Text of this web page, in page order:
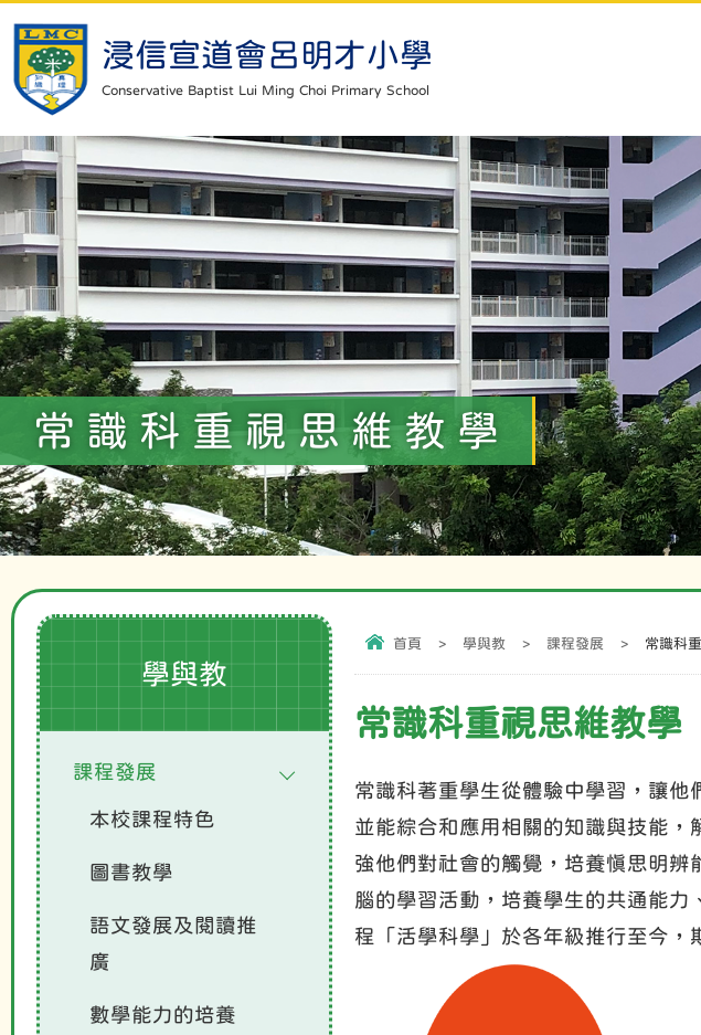
浸信宣道會呂明才小學
Conservative Baptist Lui Ming Choi Primary School
常識科重視思維教學
首頁 > 學與教 > 課程發展 > 常識科
常識科重視思維教學
常識科著重學生從體驗中學習，讓他
並能綜合和應用相關的知識與技能
強他們對社會的觸覺，培養慎思明辨
腦的學習活動，培養學生的共通能
程「活學科學」於各年級推行至今，
學與教
課程發展
本校課程特色
圖書教學
語文發展及閱讀推
廣
數學能力的培養